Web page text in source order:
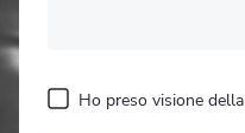
Ho preso visione della